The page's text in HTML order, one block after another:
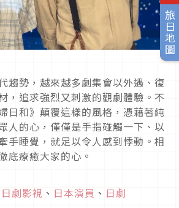
旅日地圖
趨勢，越來越多劇集會以外遇、復
，追求強烈又刺激的觀劇體驗。不
日和》顛覆這樣的風格，憑藉著純
人的心，僅僅是手指碰觸一下、以
手睡覺，就足以令人感到悸動。相
底療癒大家的心。
日劇影視 、 日本演員 、 日劇